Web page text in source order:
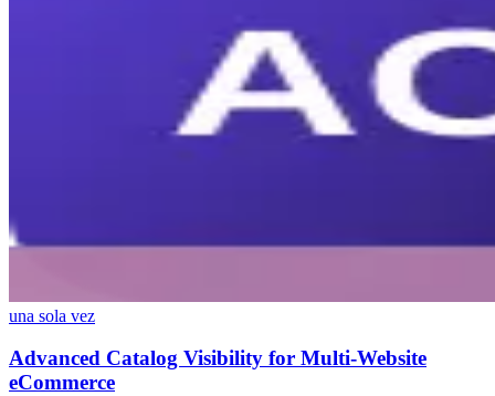
una sola vez
Advanced Catalog Visibility for Multi-Website
eCommerce